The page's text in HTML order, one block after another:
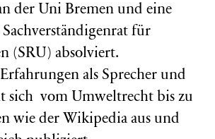
der Uni Bremen und eine
für
(SRU) absolviert.
als Sprecher und
sich vom Umweltrecht bis zu
wie der Wikipedia aus und